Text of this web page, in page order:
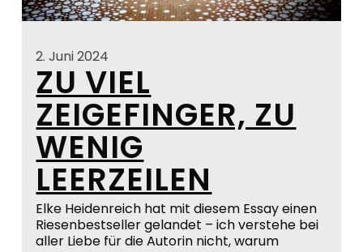
2. Juni 2024
ZU VIEL
ZEIGEFINGER, ZU
WENIG
LEERZEILEN
Elke Heidenreich hat mit diesem Essay einen
Riesenbestseller gelandet – ich verstehe bei
aller Liebe für die Autorin nicht, warum